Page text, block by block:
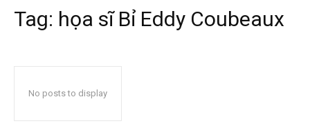
Tag: họa sĩ Bỉ Eddy Coubeaux
No posts to display